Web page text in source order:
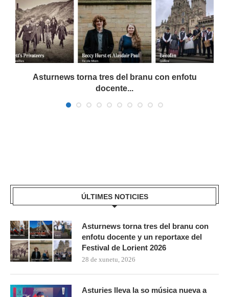
Asturnews torna tres del branu con enfotu
docente...
ÚLTIMES NOTICIES
Asturnews torna tres del branu con
enfotu docente y un reportaxe del
Festival de Lorient 2026
28 de xunetu, 2026
Asturies lleva la so música nueva a